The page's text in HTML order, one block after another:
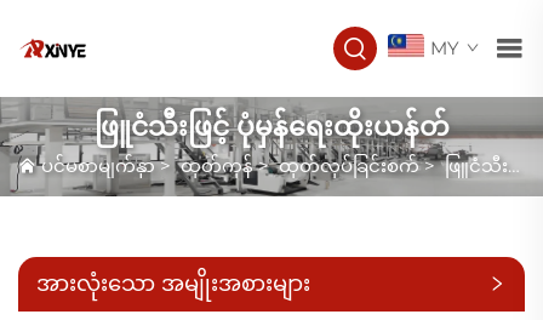
MY
ဖြူငံသီးဖြင့် ပုံမှန်ရေးထိုးယန်တ်
ပင်မစာမျက်နှာ>ထုတ်ကုန်>ထုတ်လုပ်ခြင်းစက်>ဖြူငံသီးဖြင့် ပုံမှန်ရေးထိုးယန်တ်
အားလုံးသော အမျိုးအစားများ